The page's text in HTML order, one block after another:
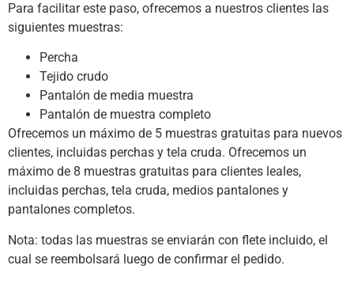
Para facilitar este paso, ofrecemos a nuestros clientes las
siguientes muestras:
Percha
Tejido crudo
Pantalón de media muestra
Pantalón de muestra completo
Ofrecemos un máximo de 5 muestras gratuitas para nuevos
clientes, incluidas perchas y tela cruda. Ofrecemos un
máximo de 8 muestras gratuitas para clientes leales,
incluidas perchas, tela cruda, medios pantalones y
pantalones completos.
Nota: todas las muestras se enviarán con flete incluido, el
cual se reembolsará luego de confirmar el pedido.